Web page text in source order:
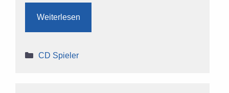
Weiterlesen
Kategorien
CD Spieler